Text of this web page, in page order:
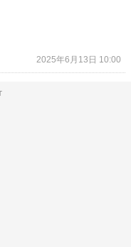
2025年6月13日 10:00